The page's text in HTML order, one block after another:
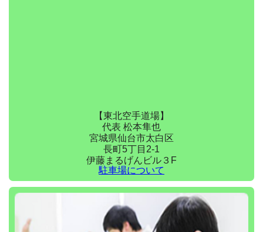
【東北空手道場】
代表 松本隼也
宮城県仙台市太白区
長町5丁目2-1
伊藤まるげんビル３F
駐車場について